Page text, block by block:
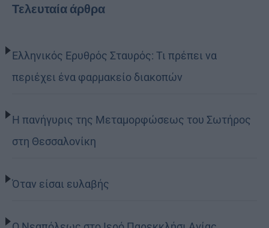
Τελευταία άρθρα
Ελληνικός Ερυθρός Σταυρός: Τι πρέπει να
περιέχει ένα φαρμακείο διακοπών
Η πανήγυρις της Μεταμορφώσεως του Σωτήρος
στη Θεσσαλονίκη
Όταν είσαι ευλαβής